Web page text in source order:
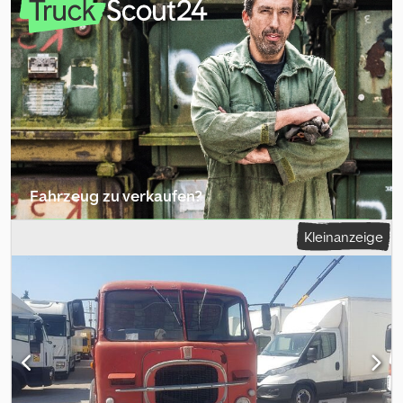
abgesenkt werden (Original ca 4 Mtr 10. Er fährt! und kann somit
leicht deplaziert werden. Da er in Alu verkleidet ist, ist optisch
ausser Lackiereung wenig zu machen jedoch keinerlei
Gewähleistung! Tipps für die Resteurierung können von
Fachmann gegeben werden Crodpfsupvx Eex Adtsf Bus wird aus
Privatbestand / als Privatperson verkauft. Motor Gardener LW 5-
Gang -Getriebe
Fahrzeug zu verkaufen?
Kleinanzeige